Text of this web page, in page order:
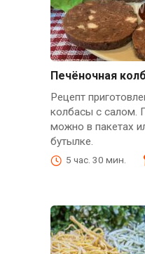
Печёночная
Рецепт
колбасы с салом.
можно в пакетах
бутылке.
5 час. 30 мин.